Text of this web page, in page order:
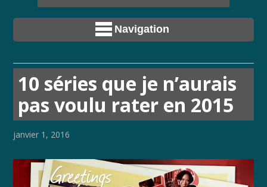
Navigation
10 séries que je n’aurais
pas voulu rater en 2015
janvier 1, 2016